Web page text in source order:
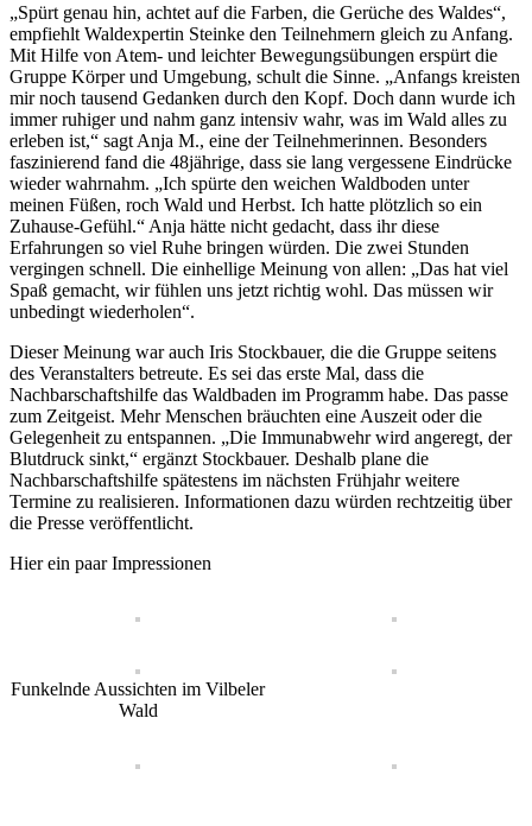
„Spürt genau hin, achtet auf die Farben, die Gerüche des Waldes“,
empfiehlt Waldexpertin Steinke den Teilnehmern gleich zu Anfang.
Mit Hilfe von Atem- und leichter Bewegungsübungen erspürt die
Gruppe Körper und Umgebung, schult die Sinne. „Anfangs kreisten
mir noch tausend Gedanken durch den Kopf. Doch dann wurde ich
immer ruhiger und nahm ganz intensiv wahr, was im Wald alles zu
erleben ist,“ sagt Anja M., eine der Teilnehmerinnen. Besonders
faszinierend fand die 48jährige, dass sie lang vergessene Eindrücke
wieder wahrnahm. „Ich spürte den weichen Waldboden unter
meinen Füßen, roch Wald und Herbst. Ich hatte plötzlich so ein
Zuhause-Gefühl.“ Anja hätte nicht gedacht, dass ihr diese
Erfahrungen so viel Ruhe bringen würden. Die zwei Stunden
vergingen schnell. Die einhellige Meinung von allen: „Das hat viel
Spaß gemacht, wir fühlen uns jetzt richtig wohl. Das müssen wir
unbedingt wiederholen“.
Dieser Meinung war auch Iris Stockbauer, die die Gruppe seitens
des Veranstalters betreute. Es sei das erste Mal, dass die
Nachbarschaftshilfe das Waldbaden im Programm habe. Das passe
zum Zeitgeist. Mehr Menschen bräuchten eine Auszeit oder die
Gelegenheit zu entspannen. „Die Immunabwehr wird angeregt, der
Blutdruck sinkt,“ ergänzt Stockbauer. Deshalb plane die
Nachbarschaftshilfe spätestens im nächsten Frühjahr weitere
Termine zu realisieren. Informationen dazu würden rechtzeitig über
die Presse veröffentlicht.
Hier ein paar Impressionen
Funkelnde Aussichten im Vilbeler
Wald